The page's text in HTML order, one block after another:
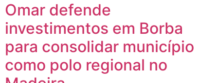
Omar defende
investimentos em Borba
para consolidar município
como polo regional no